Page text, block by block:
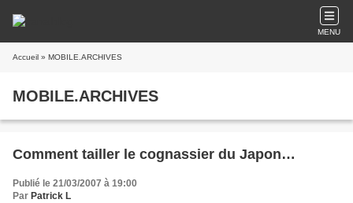
MENU
Accueil » MOBILE.ARCHIVES
MOBILE.ARCHIVES
Comment tailler le cognassier du Japon…
Publié le 21/03/2007 à 19:00
Par Patrick L